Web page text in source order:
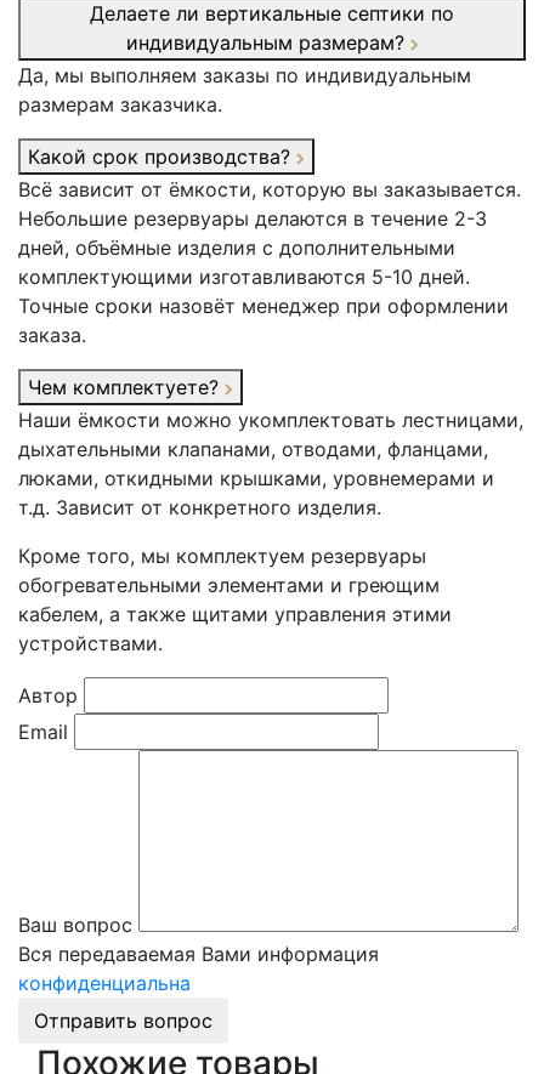
Делаете ли вертикальные септики по
индивидуальным размерам?
Да, мы выполняем заказы по индивидуальным
размерам заказчика.
Какой срок производства?
Всё зависит от ёмкости, которую вы заказывается.
Небольшие резервуары делаются в течение 2-3
дней, объёмные изделия с дополнительными
комплектующими изготавливаются 5-10 дней.
Точные сроки назовёт менеджер при оформлении
заказа.
Чем комплектуете?
Наши ёмкости можно укомплектовать лестницами,
дыхательными клапанами, отводами, фланцами,
люками, откидными крышками, уровнемерами и
т.д. Зависит от конкретного изделия.
Кроме того, мы комплектуем резервуары
обогревательными элементами и греющим
кабелем, а также щитами управления этими
устройствами.
Автор
Email
Ваш вопрос
Вся передаваемая Вами информация
конфиденциальна
Отправить вопрос
Похожие товары